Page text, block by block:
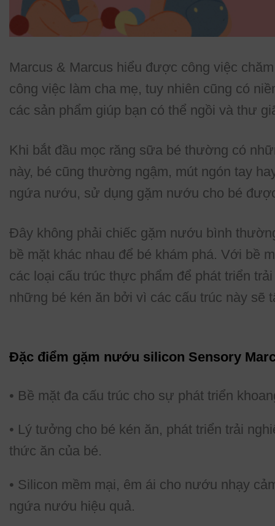
Marcus & Marcus hiểu được công việc
công việc làm cha mẹ, tuy nhiên cũng có
các sản phẩm giúp bạn có thể ngồi và thư
Khi bắt đầu mọc răng sữa bé thường có
này, bé cũng thường ngậm, mút ngón tay
ngứa nướu, sử dụng gặm nướu cho bé
Đây không phải chiếc gặm nướu bình
bề mặt khác nhau để bé khám phá. Với bề
các loại cấu trúc thực phẩm để phát triển
những bé kén ăn bởi vì các cấu trúc này sẽ
Đặc điểm gặm nướu silicon Sensory
• Bề mặt đa cấu trúc cho sự phát triển
• Lý tưởng cho bé kén ăn, phát triển trải
thức ăn của bé.
• Silicon mềm mại, êm ái cho nướu nhạy
ngứa nướu hiệu quả.